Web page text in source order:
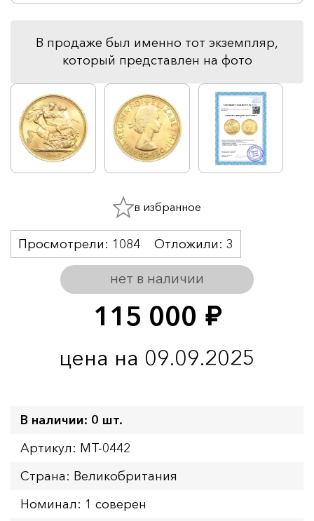
В продаже был именно тот экземпляр,
который представлен на фото
115 000 руб.
цена на 09.09.2025
нет в наличии
Просмотрели: 1084 Отложили: 3
в избранное
В наличии: 0 шт.
Артикул: MT-0442
Страна: Великобритания
Номинал: 1 соверен